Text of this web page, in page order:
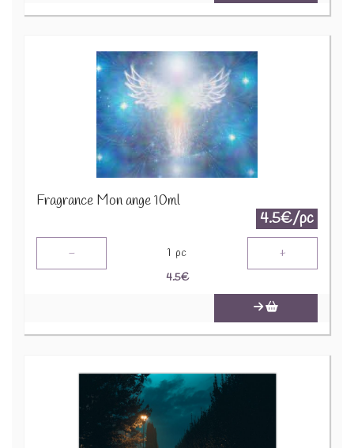
Fragrance Mon ange 10ml
4.5€/pc
- 1 pc +
4.5€